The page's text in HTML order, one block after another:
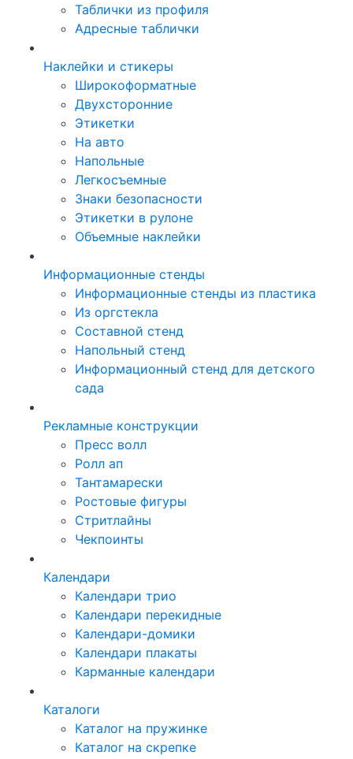
Таблички из профиля
Адресные таблички
Наклейки и стикеры
Широкоформатные
Двухсторонние
Этикетки
На авто
Напольные
Легкосъемные
Знаки безопасности
Этикетки в рулоне
Объемные наклейки
Информационные стенды
Информационные стенды из пластика
Из оргстекла
Составной стенд
Напольный стенд
Информационный стенд для детского
сада
Рекламные конструкции
Пресс волл
Ролл ап
Тантамарески
Ростовые фигуры
Стритлайны
Чекпоинты
Календари
Календари трио
Календари перекидные
Календари-домики
Календари плакаты
Карманные календари
Каталоги
Каталог на пружинке
Каталог на скрепке